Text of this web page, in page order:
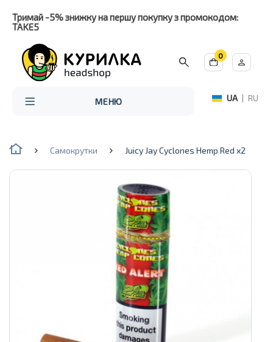
Тримай -5% знижку на першу покупку з промокодом:
TAKE5
0
МЕНЮ UA | RU
Самокрутки Juicy Jay Cyclones Hemp Red x2